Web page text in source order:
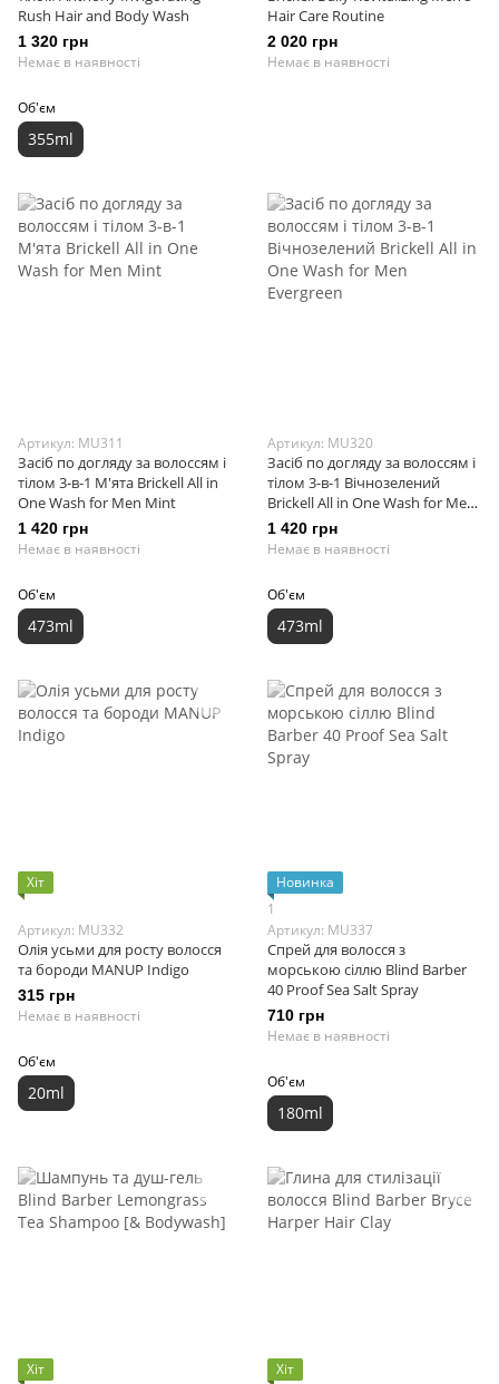
Rush Hair and Body Wash
1 320 грн
Немає в наявності
Об'єм
355ml
Hair Care Routine
2 020 грн
Немає в наявності
Артикул: MU311
Засіб по догляду за волоссям і
тілом 3-в-1 М'ята Brickell All in
One Wash for Men Mint
1 420 грн
Немає в наявності
Об'єм
473ml
Артикул: MU320
Засіб по догляду за волоссям і
тілом 3-в-1 Вічнозелений
Brickell All in One Wash for Men
Evergreen
1 420 грн
Немає в наявності
Об'єм
473ml
Хіт
Артикул: MU332
Олія усьми для росту волосся
та бороди MANUP Indigo
315 грн
Немає в наявності
Об'єм
20ml
Новинка
1
Артикул: MU337
Cпрей для волосся з
морською сіллю Blind Barber
40 Proof Sea Salt Spray
710 грн
Немає в наявності
Об'єм
180ml
Хіт
Хіт